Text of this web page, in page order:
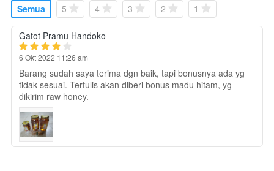
Semua 5 4 3 2 1
Gatot Pramu Handoko
6 Okt 2022 11:26 am
Barang sudah saya terima dgn baik, tapi bonusnya ada yg
tidak sesuai. Tertulis akan diberi bonus madu hitam, yg
dikirim raw honey.